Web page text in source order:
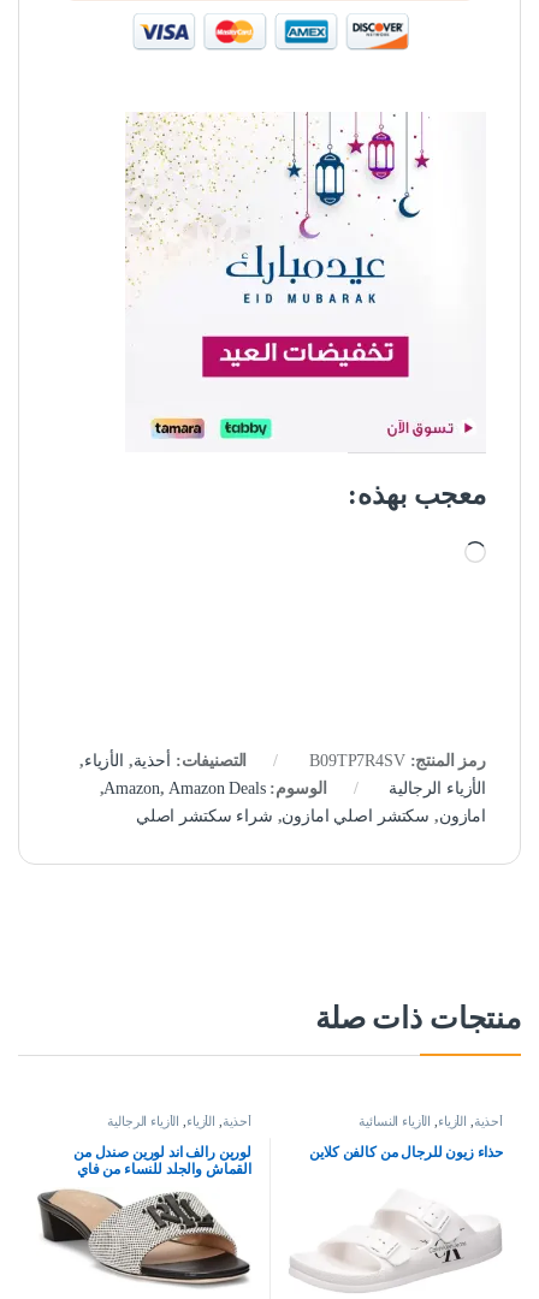
معجب بهذه:
جاري التحميل…
رمز المنتج:B09TP7R4SV التصنيفات: أحذية, الأزياء,
الأزياء الرجالية
الوسوم: Amazon,Amazon Deals
,
امازون, سكتشر اصلي امازون, شراء سكتشر اصلي
منتجات ذات صلة
أحذية الأزياء الأزياء النسائية
حذاء زيون للرجال من كالفن كلاين
أحذية الأزياء الأزياء الرجالية
لورين رالف اند لورين صندل من
القماش والجلد للنساء من فاي